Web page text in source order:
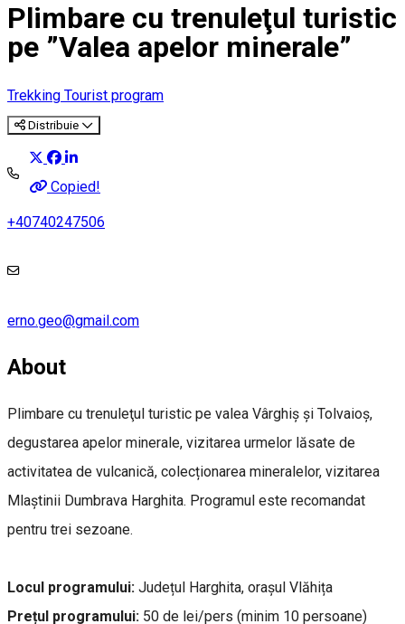
Plimbare cu trenuleţul turistic
pe ”Valea apelor minerale”
Trekking Tourist program
Distribuie
Copied!
+40740247506
erno.geo@gmail.com
About
Plimbare cu trenuleţul turistic pe valea Vârghiș și Tolvaioș,
degustarea apelor minerale, vizitarea urmelor lăsate de
activitatea de vulcanică, colecționarea mineralelor, vizitarea
Mlaștinii Dumbrava Harghita. Programul este recomandat
pentru trei sezoane.
Locul programului: Județul Harghita, orașul Vlăhița
Prețul programului: 50 de lei/pers (minim 10 persoane)